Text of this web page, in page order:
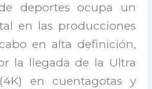
deportes ocupa un
en las producciones
en alta definición,
la llegada de la Ultra
en cuentagotas y